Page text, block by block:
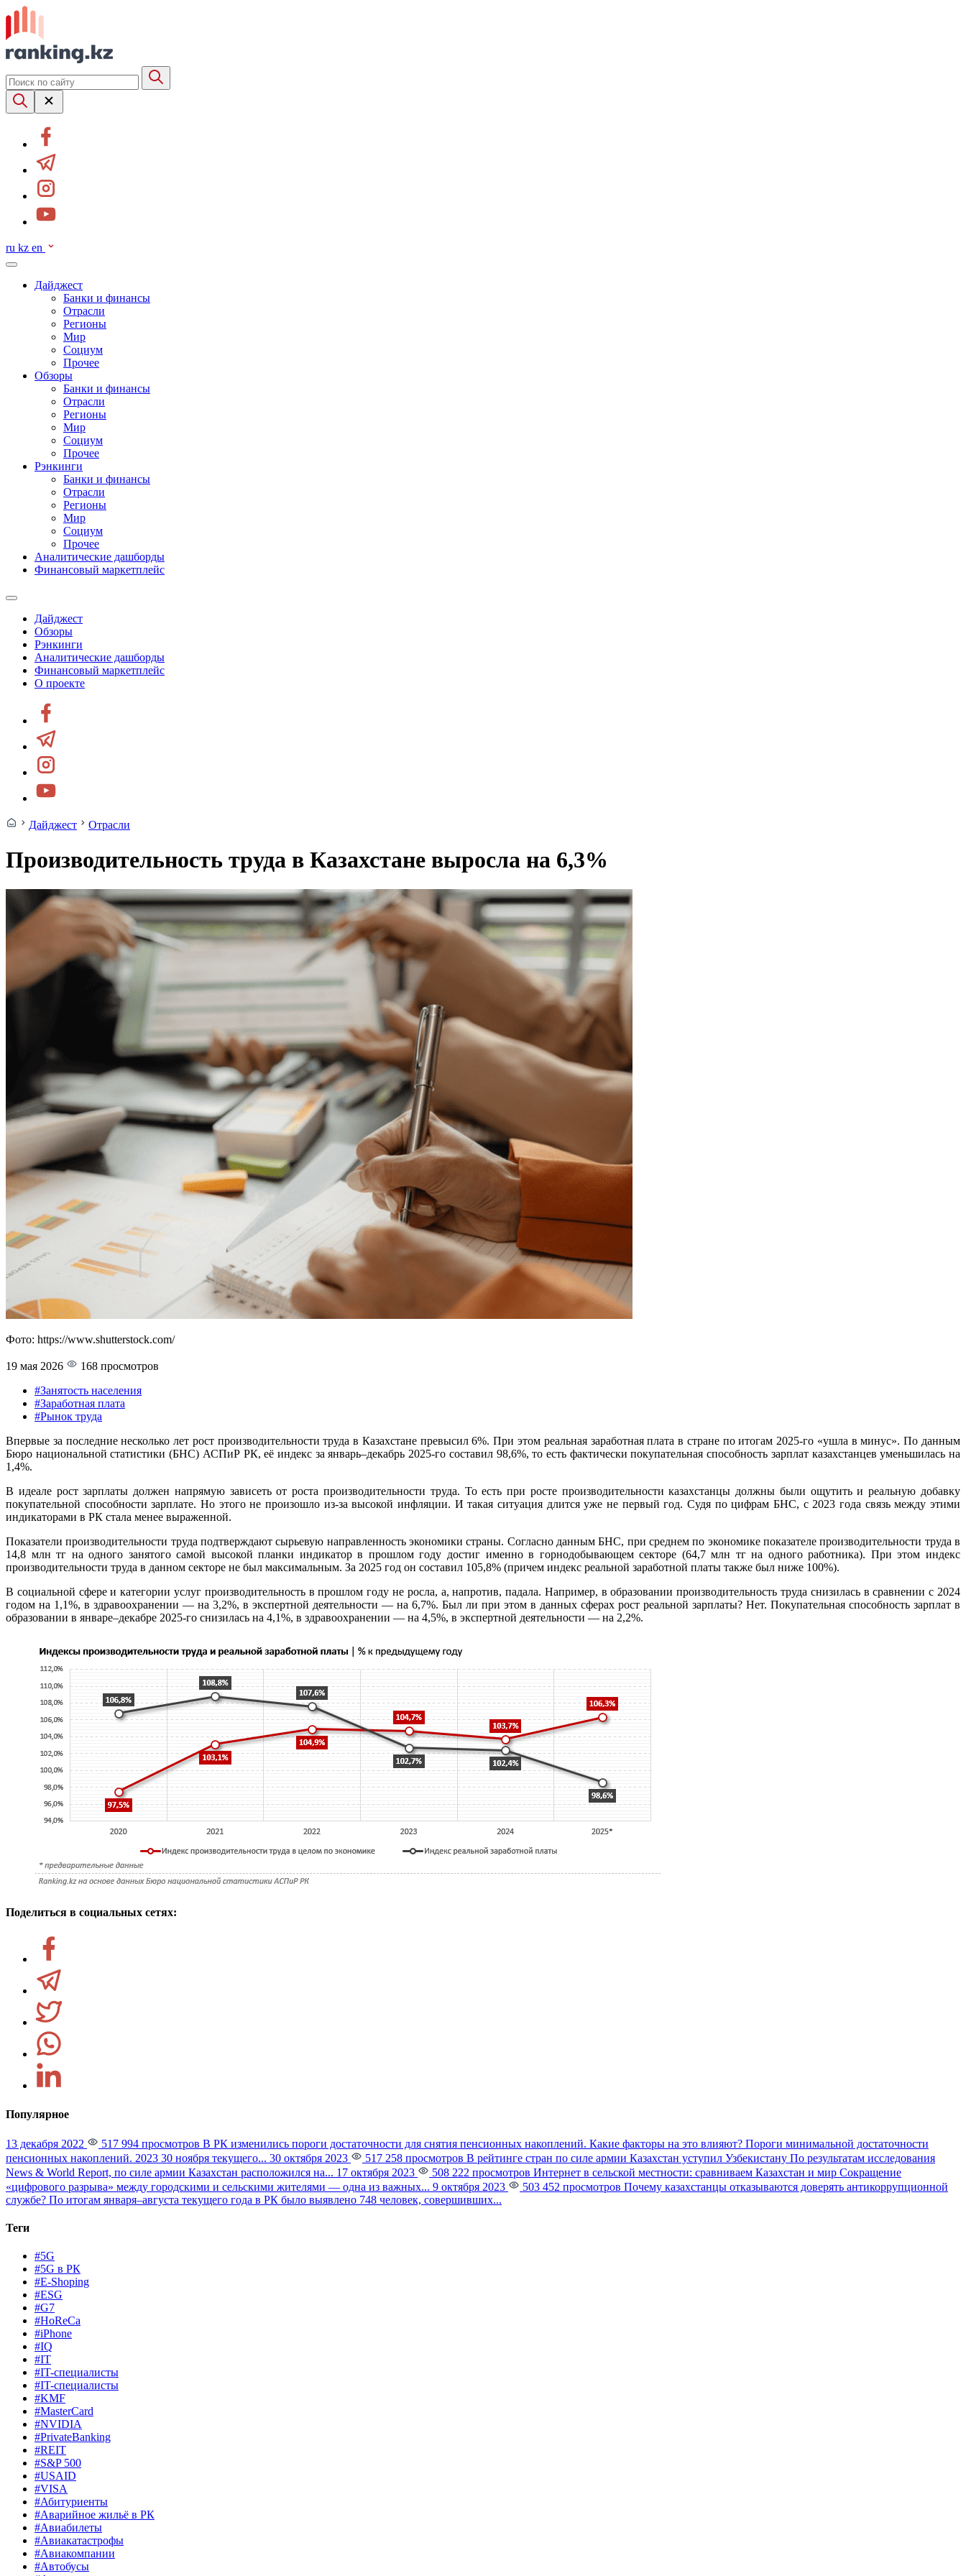
ru kz en
Дайджест
Банки и финансы
Отрасли
Регионы
Мир
Социум
Прочее
Обзоры
Банки и финансы
Отрасли
Регионы
Мир
Социум
Прочее
Рэнкинги
Банки и финансы
Отрасли
Регионы
Мир
Социум
Прочее
Аналитические дашборды
Финансовый маркетплейс
Дайджест
Обзоры
Рэнкинги
Аналитические дашборды
Финансовый маркетплейс
О проекте
Дайджест Отрасли
Производительность труда в Казахстане выросла на 6,3%
Фото: https://www.shutterstock.com/
19 мая 2026
168 просмотров
#Занятость населения
#Заработная плата
#Рынок труда
Впервые за последние несколько лет рост производительности труда в Казахстане превысил 6%. При этом реальная заработная плата в стране по итогам 2025-го «ушла в минус». По данным
Бюро национальной статистики (БНС) АСПиР РК, её индекс за январь–декабрь 2025-го составил 98,6%, то есть фактически покупательная способность зарплат казахстанцев уменьшилась на
1,4%.
В идеале рост зарплаты должен напрямую зависеть от роста производительности труда. То есть при росте производительности казахстанцы должны были ощутить и реальную добавку
покупательной способности зарплате. Но этого не произошло из-за высокой инфляции. И такая ситуация длится уже не первый год. Судя по цифрам БНС, с 2023 года связь между этими
индикаторами в РК стала менее выраженной.
Показатели производительности труда подтверждают сырьевую направленность экономики страны. Согласно данным БНС, при среднем по экономике показателе производительности труда в
14,8 млн тг на одного занятого самой высокой планки индикатор в прошлом году достиг именно в горнодобывающем секторе (64,7 млн тг на одного работника). При этом индекс
производительности труда в данном секторе не был максимальным. За 2025 год он составил 105,8% (причем индекс реальной заработной платы также был ниже 100%).
В социальной сфере и категории услуг производительность в прошлом году не росла, а, напротив, падала. Например, в образовании производительность труда снизилась в сравнении с 2024
годом на 1,1%, в здравоохранении — на 3,2%, в экспертной деятельности — на 6,7%. Был ли при этом в данных сферах рост реальной зарплаты? Нет. Покупательная способность зарплат в
образовании в январе–декабре 2025-го снизилась на 4,1%, в здравоохранении — на 4,5%, в экспертной деятельности — на 2,2%.
Поделиться в социальных сетях:
Популярное
13 декабря 2022 517 994 просмотров В РК изменились пороги достаточности для снятия пенсионных накоплений. Какие факторы на это влияют? Пороги минимальной достаточности
пенсионных накоплений. 2023 30 ноября текущего... 30 октября 2023 517 258 просмотров В рейтинге стран по силе армии Казахстан уступил Узбекистану По результатам исследования
News & World Report, по силе армии Казахстан расположился на... 17 октября 2023 508 222 просмотров Интернет в сельской местности: сравниваем Казахстан и мир Сокращение
«цифрового разрыва» между городскими и сельскими жителями — одна из важных... 9 октября 2023 503 452 просмотров Почему казахстанцы отказываются доверять антикоррупционной
службе? По итогам января–августа текущего года в РК было выявлено 748 человек, совершивших...
Теги
#5G
#5G в РК
#E-Shoping
#ESG
#G7
#HoReCa
#iPhone
#IQ
#IT
#IT-специалисты
#IT-специалисты
#KMF
#MasterCard
#NVIDIA
#PrivateBanking
#REIT
#S&P 500
#USAID
#VISA
#Абитуриенты
#Аварийное жильё в РК
#Авиабилеты
#Авиакатастрофы
#Авиакомпании
#Автобусы